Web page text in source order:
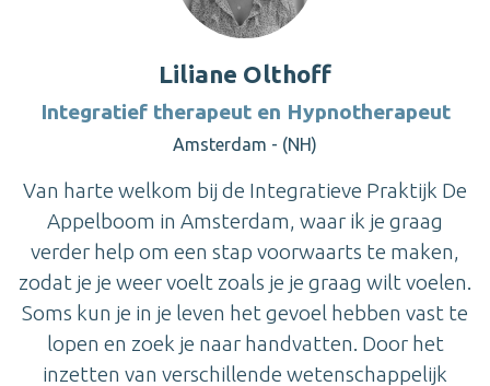
Liliane Olthoff
Integratief therapeut en Hypnotherapeut
Amsterdam - (NH)
Van harte welkom bij de Integratieve Praktijk De
Appelboom in Amsterdam, waar ik je graag
verder help om een stap voorwaarts te maken,
zodat je je weer voelt zoals je je graag wilt voelen.
Soms kun je in je leven het gevoel hebben vast te
lopen en zoek je naar handvatten. Door het
inzetten van verschillende wetenschappelijk